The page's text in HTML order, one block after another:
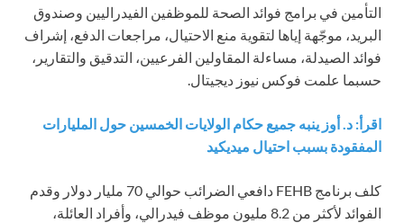
التأمين في برامج فوائد الصحة للموظفين الفيدراليين وصندوق
البريد، موجّهة إياها لتقوية منع الاحتيال، مراجعات الدفع، إشراف
فوائد الصيدلة، مساءلة المقاولين الفرعيين، التدقيق والتقارير،
حسبما علمت فوكس نيوز ديجيتال.
اقرأ: د. أوز ينبه جميع حكام الولايات الخمسين حول المليارات
المفقودة بسبب احتيال ميديكيد
كلف برنامج FEHB دافعي الضرائب حوالي 70 مليار دولار وقدم
الفوائد لأكثر من 8.2 مليون موظف فيدرالي، وأفراد العائلة،